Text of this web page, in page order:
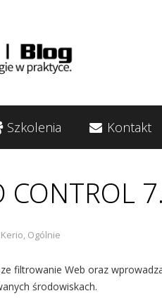
Szkolenia Kontakt
CONTROL
Kerio, Ogólnie
filtrowanie Web oraz
środowiskach.